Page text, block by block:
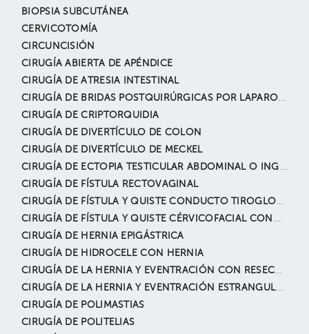
BIOPSIA SUBCUTÁNEA
CERVICOTOMÍA
CIRCUNCISIÓN
CIRUGÍA ABIERTA DE APÉNDICE
CIRUGÍA DE ATRESIA INTESTINAL
CIRUGÍA DE BRIDAS POSTQUIRÚRGICAS POR LAPAROSCOPÍA
CIRUGÍA DE CRIPTORQUIDIA
CIRUGÍA DE DIVERTÍCULO DE COLON
CIRUGÍA DE DIVERTÍCULO DE MECKEL
CIRUGÍA DE ECTOPIA TESTICULAR ABDOMINAL O INGUINAL
CIRUGÍA DE FÍSTULA RECTOVAGINAL
CIRUGÍA DE FÍSTULA Y QUISTE CONDUCTO TIROGLOSO
CIRUGÍA DE FÍSTULA Y QUISTE CÉRVICOFACIAL CONGÉNITO
CIRUGÍA DE HERNIA EPIGÁSTRICA
CIRUGÍA DE HIDROCELE CON HERNIA
CIRUGÍA DE LA HERNIA Y EVENTRACIÓN CON RESECCIÓN INTESTINAL
CIRUGÍA DE LA HERNIA Y EVENTRACIÓN ESTRANGULADA
CIRUGÍA DE POLIMASTIAS
CIRUGÍA DE POLITELIAS